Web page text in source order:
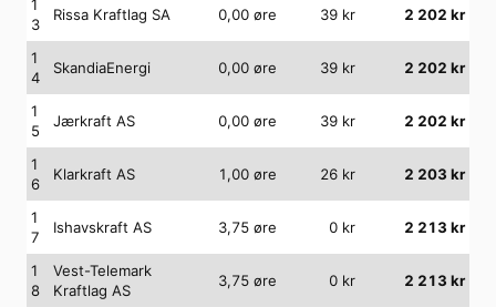
1
3
Rissa Kraftlag SA 0,00 øre 39 kr 2 202 kr
1
4
SkandiaEnergi 0,00 øre 39 kr 2 202 kr
1
5
Jærkraft AS 0,00 øre 39 kr 2 202 kr
1
6
Klarkraft AS 1,00 øre 26 kr 2 203 kr
1
7
Ishavskraft AS 3,75 øre 0 kr 2 213 kr
1
8
Vest-Telemark
Kraftlag AS
3,75 øre 0 kr 2 213 kr